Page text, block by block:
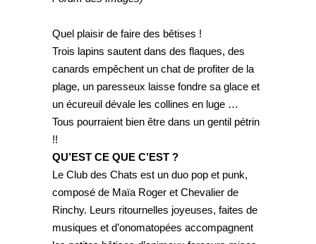
Quel plaisir de faire des bêtises !
Trois lapins sautent dans des flaques, des
canards empêchent un chat de profiter de la
plage, un paresseux laisse fondre sa glace et
un écureuil dévale les collines en luge …
Tous pourraient bien être dans un gentil pétrin
!!
QU’EST CE QUE C’EST ?
Le Club des Chats est un duo pop et punk,
composé de Maïa Roger et Chevalier de
Rinchy. Leurs ritournelles joyeuses, faites de
musiques et d’onomatopées accompagnent